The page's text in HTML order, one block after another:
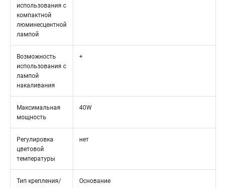
использования с
компактной
люминесцентной
лампой
Возможность
использования с
лампой
накаливания
+
Максимальная
мощность
40W
Регулировка
цветовой
температуры
нет
Тип крепления/
Основание